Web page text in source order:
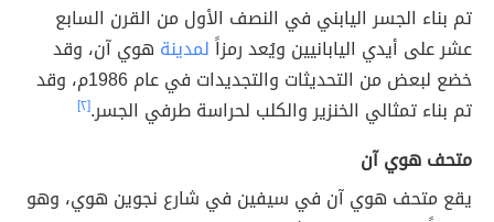
تم بناء الجسر اليابني في النصف الأول من القرن السابع
عشر على أيدي اليابانيين ويُعد رمزاًلمدينة هوي آن، وقد
خضع لبعض من التحديثات والتجديدات في عام 1986م، وقد
تم بناء تمثالي الخنزير والكلب لحراسة طرفي الجسر.[٢]
متحف هوي آن
يقع متحف هوي آن في سيفين في شارع نجوين هوي، وهو